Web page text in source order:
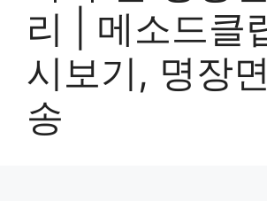
리 | 메소드클
시보기, 명장
송